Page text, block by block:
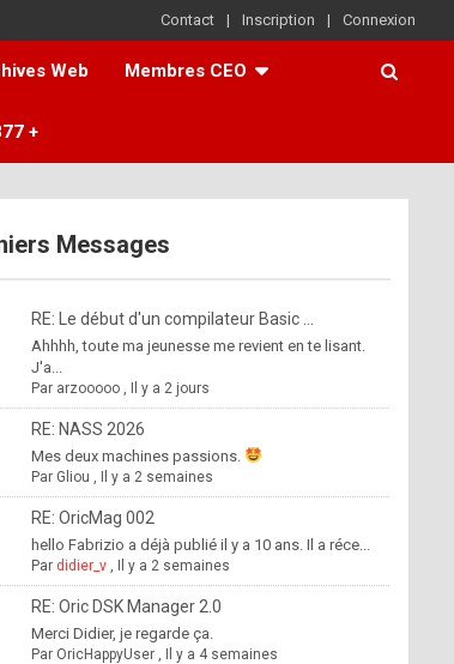
Contact Inscription Connexion
Web Membres CEO
+
Messages
RE: Le début d'un compilateur Basic ...
Ahhhh, toute ma jeunesse me revient en te lisant.
J'a...
Par arzooooo, Il y a 2 jours
RE: NASS 2026
Mes deux machines passions.
Par Gliou , Il y a 2 semaines
RE: OricMag 002
hello Fabrizio a déjà publié il y a 10 ans. Il a réce...
Par didier_v, Il y a 2 semaines
RE: Oric DSK Manager 2.0
Merci Didier, je regarde ça.
Par OricHappyUser, Il y a 4 semaines